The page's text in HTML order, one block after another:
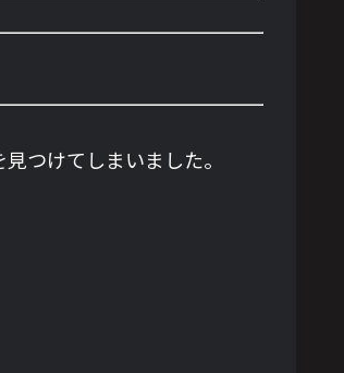
つけてしまいました。